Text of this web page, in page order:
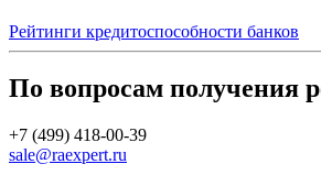
Рейтинги кредитоспособности банков
По вопросам получения
+7 (499) 418-00-39
sale@raexpert.ru